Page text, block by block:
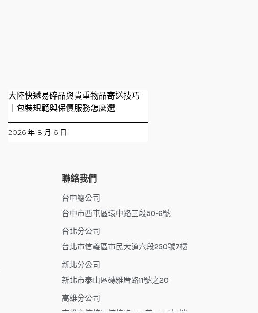
大陸快遞易碎品與貴重物品寄送技巧
｜包裝規範與保價服務怎麼選
2026 年 8 月 6 日
聯絡我們
台中總公司
台中市西屯區環中路三段50-6號
台北分公司
台北市信義區市民大道六段250號7樓
新北分公司
新北市泰山區磚雅厝路11號之20
高雄分公司